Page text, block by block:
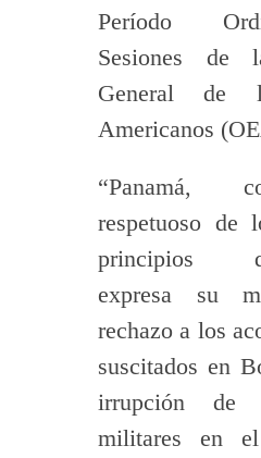
Período
Sesiones de
General de
Americanos
“Panamá,
respetuoso de
principios
expresa su
rechazo a los
suscitados en
irrupción de
militares en